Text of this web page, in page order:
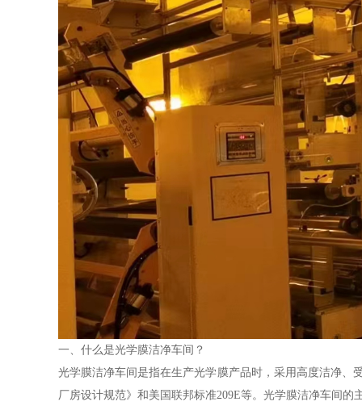
一、什么是光学膜洁净车间？
光学膜洁净车间是指在生产光学膜产品时，采用高度洁净、
厂房设计规范》和美国联邦标准209E等。光学膜洁净车间